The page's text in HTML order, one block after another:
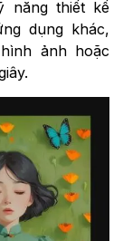
năng thiết kế
dụng khác,
ảnh hoặc